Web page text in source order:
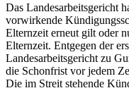
Das Landesarbeitsgericht
vorwirkende
Elternzeit erneut gilt oder
Elternzeit. Entgegen der
Landesarbeitsgericht zu
die Schonfrist vor jedem
Die im Streit stehende